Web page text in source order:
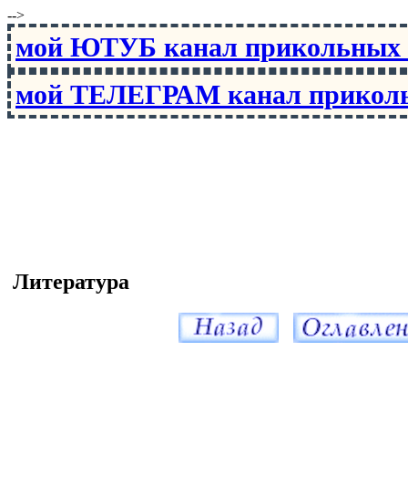
-->
мой ЮТУБ канал
мой ТЕЛЕГРАМ канал
Литература